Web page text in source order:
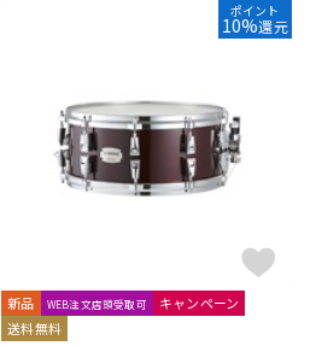
ポイント
10%還元
新品 WEB注文店頭受取可
キャンペーン
送料無料